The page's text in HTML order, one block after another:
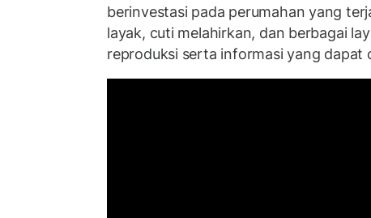
berinvestasi pada perumahan yang
layak, cuti melahirkan, dan berbagai
reproduksi serta informasi yang dapat